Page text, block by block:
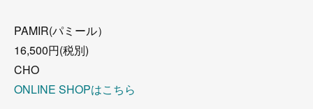
PAMIR(パミール）
16,500円(税別)
CHO
ONLINE SHOPはこちら